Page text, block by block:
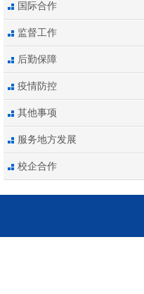
国际合作
监督工作
后勤保障
疫情防控
其他事项
服务地方发展
校企合作